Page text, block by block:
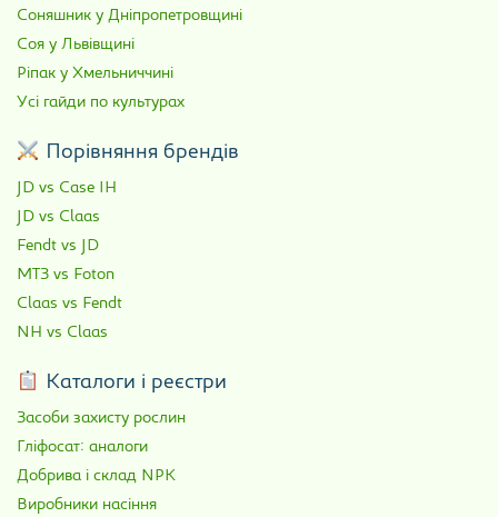
Соняшник у Дніпропетровщині
Соя у Львівщині
Ріпак у Хмельниччині
Усі гайди по культурах
Порівняння брендів
JD vs Case IH
JD vs Claas
Fendt vs JD
МТЗ vs Foton
Claas vs Fendt
NH vs Claas
Каталоги і реєстри
Засоби захисту рослин
Гліфосат: аналоги
Добрива і склад NPK
Виробники насіння